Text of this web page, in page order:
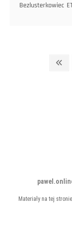
(III)
Bezlusterkowiec
Stronicowanie
Materiały na tej